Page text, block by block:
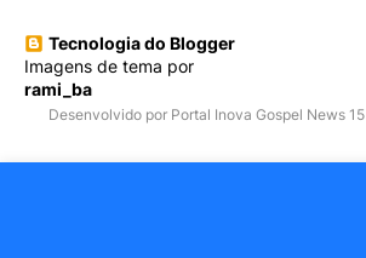
Tecnologia do Blogger
Imagens de tema por
rami_ba
Desenvolvido por Portal Inova Gospel News